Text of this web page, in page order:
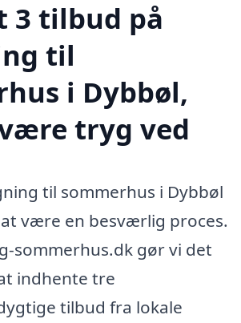
3 tilbud på
til
i Dybbøl,
tryg ved
til sommerhus i Dybbøl
være en besværlig proces.
sommerhus.dk gør vi det
indhente tre
tilbud fra lokale